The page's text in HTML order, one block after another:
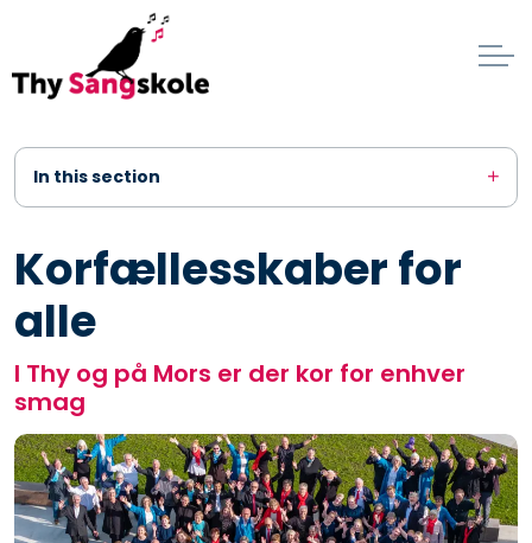
In this section
Korfællesskaber for
alle
I Thy og på Mors er der kor for enhver
smag